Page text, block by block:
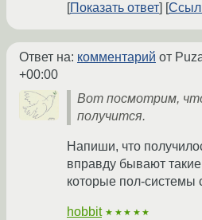
Показать ответ
Ответ на: комментарий от
+00:00
Вот посмотрим,
получится.
Напиши, что
вправду бывают
которые пол-системы
hobbit ★★★★★